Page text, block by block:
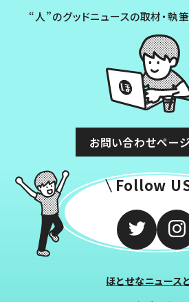
“人”のグッドニュースの取材・執
お問い合わせペー
Follow
ほとせなニュース